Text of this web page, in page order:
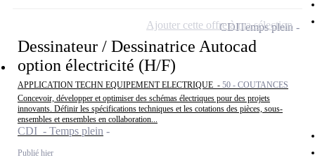
Dessinateur / Dessinatrice Autocad
option électricité (H/F)
APPLICATION TECHN EQUIPEMENT ELECTRIQUE - 50 - COUTANCES
Concevoir, développer et optimiser des schémas électriques pour des projets
innovants. Définir les spécifications techniques et les cotations des pièces, sous-
ensembles et ensembles en collaboration...
CDI - Temps plein
Publié hier
CDITemps plein
Ajouter cette offre à ma sélection